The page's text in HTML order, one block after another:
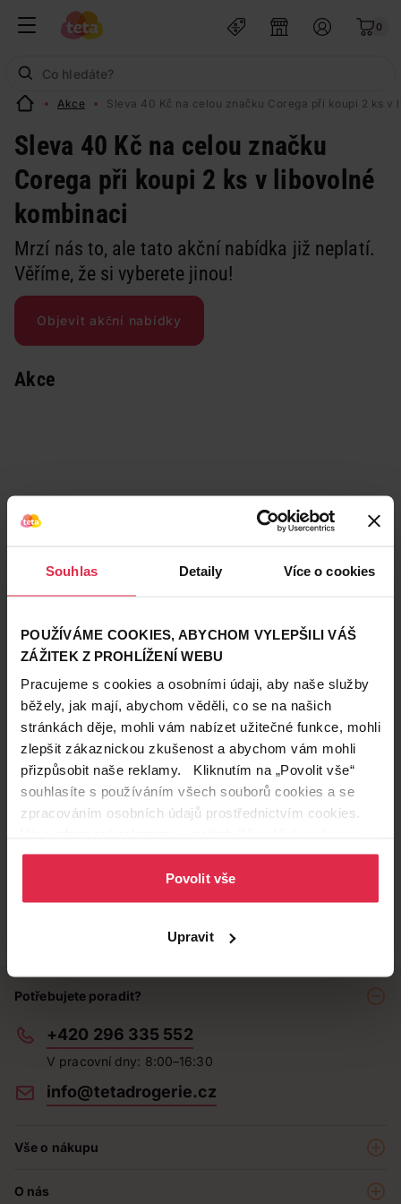
Souhlas Detaily Více o cookies
POUŽÍVÁME COOKIES, ABYCHOM VYLEPŠILI VÁŠ
ZÁŽITEK Z PROHLÍŽENÍ WEBU
Pracujeme s cookies a osobními údaji, aby naše služby
běžely, jak mají, abychom věděli, co se na našich
stránkách děje, mohli vám nabízet užitečné funkce, mohli
zlepšit zákaznickou zkušenost a abychom vám mohli
přizpůsobit naše reklamy. Kliknutím na „Povolit vše“
souhlasíte s používáním všech souborů cookies a se
zpracováním osobních údajů prostřednictvím cookies.
osobních údajů.
Povolit vše
Upravit
0
Akce Sleva 40 Kč na celou značku Corega při koupi 2 ks v
Sleva 40 Kč na celou značku
Corega při koupi 2 ks v libovolné
kombinaci
Mrzí nás to, ale tato akční nabídka již neplatí.
Věříme, že si vyberete jinou!
Objevit akční nabídky
Akce
Teta prodejny a služby
Potřebujete poradit?
+420 296 335 552
V pracovní dny: 8:00–16:30
info@tetadrogerie.cz
Vše o nákupu
O nás